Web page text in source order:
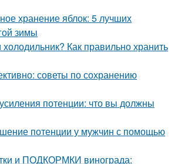
хранение яблок: 5 лучших
зимы
Как правильно хранить
советы по сохранению
потенции: что вы должны
потенции у мужчин с помощью
и ПОДКОРМКИ винограда: